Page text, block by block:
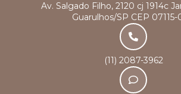
Av. Salgado Filho, 2120 cj 1914c
Guarulhos/SP CEP
(11) 2087-3962